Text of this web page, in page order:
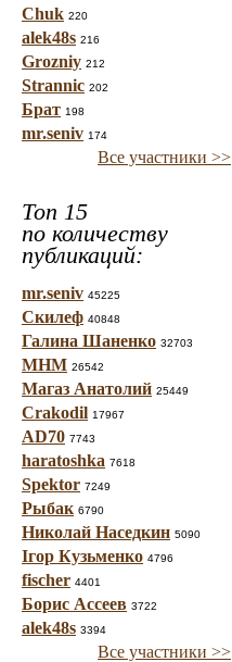
Chuk 220
alek48s 216
Grozniy 212
Strannic 202
Брат 198
mr.seniv 174
Все участники >>
Топ 15
по количеству
публикаций:
mr.seniv 45225
Скилеф 40848
Галина Шаненко 32703
МНМ 26542
Магаз Анатолий 25449
Crakodil 17967
AD70 7743
haratoshka 7618
Spektor 7249
Рыбак 6790
Николай Наседкин 5090
Ігор Кузьменко 4796
fischer 4401
Борис Ассеев 3722
alek48s 3394
Все участники >>